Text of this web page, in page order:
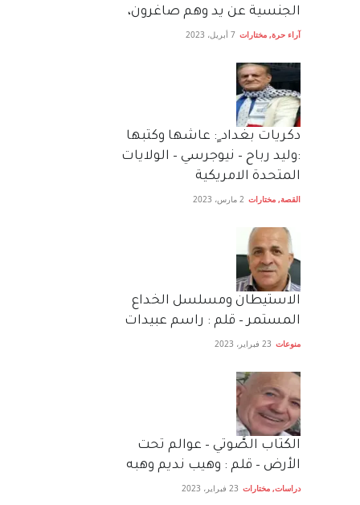
الجنسية عن يد وهم صاغرون،
آراء حرة, مختارات 7 أبريل، 2023
دكريات بغداد ٍ: عاشها وكتبها
:وليد رباح – نيوجرسي – الولايات
المتحدة الامريكية
القصة, مختارات 2 مارس، 2023
الاستيطان ومسلسل الخداع
المستمر – قلم : راسم عبيدات
منوعات 23 فبراير، 2023
الكتاب الصَّوتي – عوالم تحت
الأرض – قلم : وهيب نديم وهبه
دراسات, مختارات 23 فبراير، 2023